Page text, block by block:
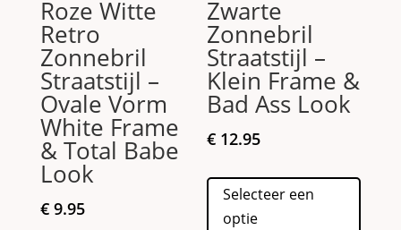
Roze Witte
Retro
Zonnebril
Straatstijl –
Ovale Vorm
White Frame
& Total Babe
Look
€9.95
Zwarte
Zonnebril
Straatstijl –
Klein Frame &
Bad Ass Look
€ 12.95
Selecteer een
optie